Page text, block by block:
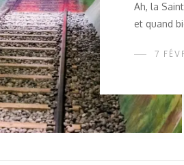
Ah, la
et quand
7